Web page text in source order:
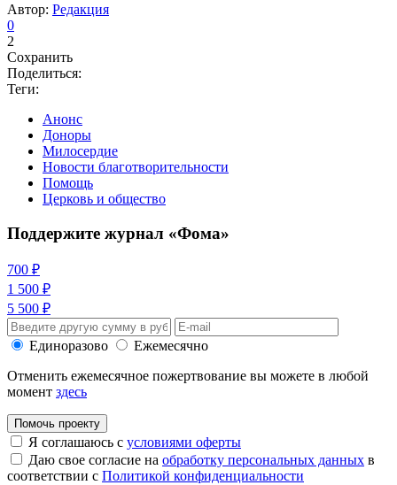
Автор: Редакция
0
2
Сохранить
Поделиться:
Теги:
Анонс
Доноры
Милосердие
Новости благотворительности
Помощь
Церковь и общество
Поддержите журнал «Фома»
700 ₽
1 500 ₽
5 500 ₽
Единоразово
Ежемесячно
Отменить ежемесячное пожертвование вы можете в любой
момент здесь
Помочь проекту
Я соглашаюсь с условиями оферты
Даю свое согласие на обработку персональных данных в
соответствии с Политикой конфиденциальности